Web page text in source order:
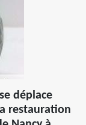
déplace
restauration